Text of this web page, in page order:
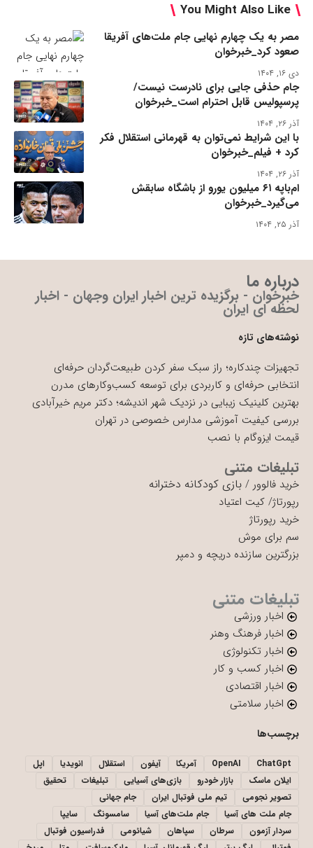
You Might Also Like
مصر به یک چهارم نهایی جام ملت‌های آفریقا
صعود کرد_خبرخوان
دی ۱۶, ۱۴۰۴
جام حذفی جایی برای نادرست نیست/
پرسپولیس قابل احترام است_خبرخوان
آذر ۲۶, ۱۴۰۴
با این شرایط نمی‌توان به قهرمانی استقلال فکر
کرد + فیلم_خبرخوان
آذر ۲۶, ۱۴۰۴
ام‌باپه ۶۱ میلیون یورو از باشگاه سابقش
می‌گیرد_خبرخوان
آذر ۲۵, ۱۴۰۴
درباره ما
خبرخوان - برگزیده ترین اخبار ایران وجهان - اخبار
لحظه ای ایران
نوشته‌های تازه
تجهیزات چندکاره؛ راز سبک سفر کردن طبیعت‌گردان حرفه‌ای
انتخابی حرفه‌ای و کاربردی برای توسعه کسب‌وکارهای مدرن
بهترین کلینیک زیبایی در نزدیک شهر اندیشه؛ دکتر مریم خیرآبادی
بررسی کیفیت آموزشی مدارس خصوصی در تهران
قیمت ایزوگام با نصب
تبلیغات متنی
خرید فالوور / بازی کودکانه دخترانه
رپورتاژ/ کیت اعتیاد
خرید رپورتاژ
سم برای موش
بزرگترین سازنده دریچه و دمپر
تبلیغات متنی
اخبار ورزشی
اخبار فرهنگ وهنر
اخبار تکنولوژی
اخبار کسب و کار
اخبار اقتصادی
اخبار سلامتی
برچسب‌ها
ChatGpt
OpenAI آمریکا آیفون استقلال انویدیا
اپل
ایلان ماسک
بازار خودرو بازی‌های آسیایی تبلیغات
تحقیق
تصویر نجومی
تیم ملی فوتبال ایران
جام جهانی
جام ملت های آسیا
جام ملت‌های آسیا سامسونگ
سایپا
سردار آزمون
سرطان سپاهان شیائومی
فدراسیون فوتبال